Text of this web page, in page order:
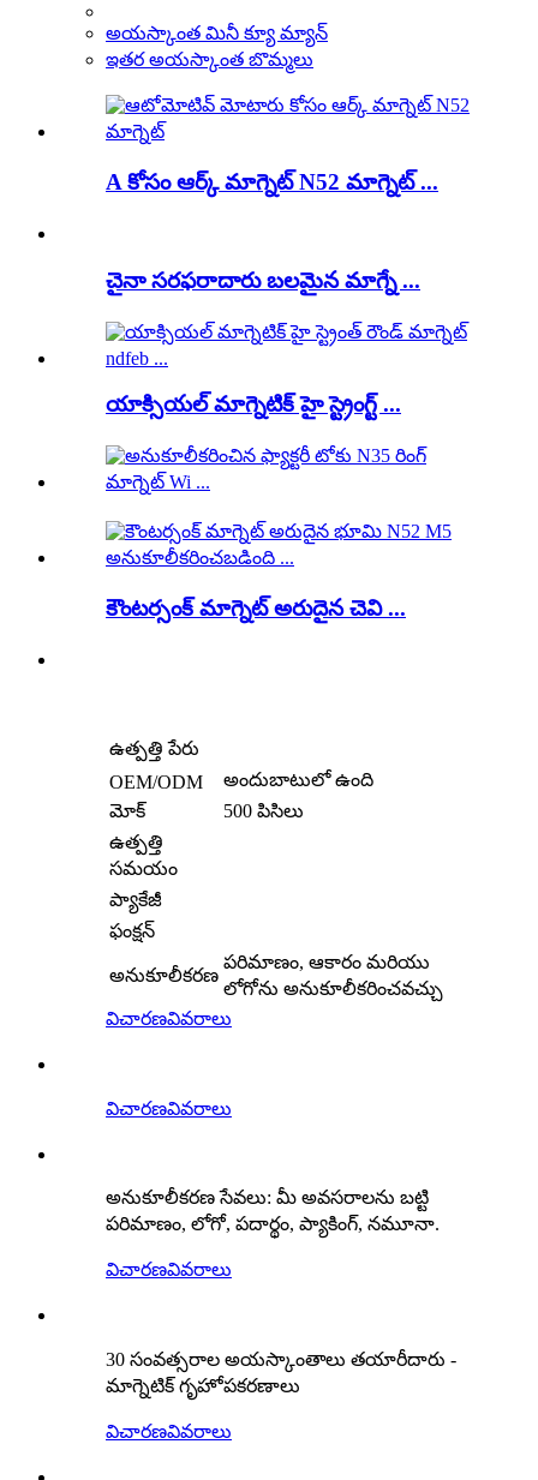
అయస్కాంత మినీ క్యూ మ్యాన్
ఇతర అయస్కాంత బొమ్మలు
A కోసం ఆర్క్ మాగ్నెట్ N52 మాగ్నెట్ ...
చైనా సరఫరాదారు బలమైన మాగ్నే ...
యాక్సియల్ మాగ్నెటిక్ హై స్ట్రెంగ్ట్ ...
కౌంటర్సంక్ మాగ్నెట్ అరుదైన చెవి ...
ఉత్పత్తి పేరు
OEM/ODM
అందుబాటులో ఉంది
మోక్
500 పిసిలు
ఉత్పత్తి
సమయం
ప్యాకేజీ
ఫంక్షన్
అనుకూలీకరణ
పరిమాణం, ఆకారం మరియు
లోగోను అనుకూలీకరించవచ్చు
విచారణవివరాలు
విచారణవివరాలు
అనుకూలీకరణ సేవలు: మీ అవసరాలను బట్టి
పరిమాణం, లోగో, పదార్థం, ప్యాకింగ్, నమూనా.
విచారణవివరాలు
30 సంవత్సరాల అయస్కాంతాలు తయారీదారు -
మాగ్నెటిక్ గృహోపకరణాలు
విచారణవివరాలు